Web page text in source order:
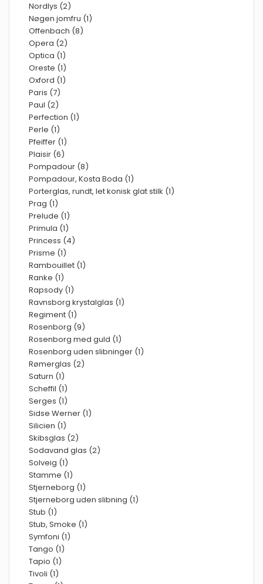
Nordlys (2)
Nøgen jomfru (1)
Offenbach (8)
Opera (2)
Optica (1)
Oreste (1)
Oxford (1)
Paris (7)
Paul (2)
Perfection (1)
Perle (1)
Pfeiffer (1)
Plaisir (6)
Pompadour (8)
Pompadour, Kosta Boda (1)
Porterglas, rundt, let konisk glat stilk (1)
Prag (1)
Prelude (1)
Primula (1)
Princess (4)
Prisme (1)
Rambouillet (1)
Ranke (1)
Rapsody (1)
Ravnsborg krystalglas (1)
Regiment (1)
Rosenborg (9)
Rosenborg med guld (1)
Rosenborg uden slibninger (1)
Rømerglas (2)
Saturn (1)
Scheffil (1)
Serges (1)
Sidse Werner (1)
Silicien (1)
Skibsglas (2)
Sodavand glas (2)
Solveig (1)
Stamme (1)
Stjerneborg (1)
Stjerneborg uden slibning (1)
Stub (1)
Stub, Smoke (1)
Symfoni (1)
Tango (1)
Tapio (1)
Tivoli (1)